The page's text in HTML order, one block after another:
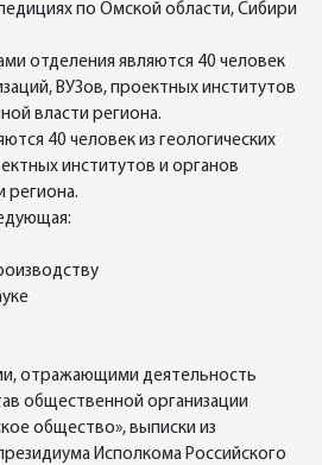
по Омской области, Сибири
отделения являются 40 человек
ВУЗов, проектных институтов
власти региона.
40 человек из геологических
институтов и органов
региона.
отражающими деятельность
общественной организации
общество», выписки из
Исполкома Российского